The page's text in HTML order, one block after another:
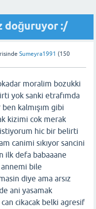
doğuruyor :/
Sumeyra1991 (150
moralim bozukki
yok sanki etrafımda
kalmışım gibi
kizimi cok merak
hic bir belirti
canimi sıkıyor sancini
ilk defa babaaane
bile
diye ama arsız
ani yasamak
cikacak belki agresif